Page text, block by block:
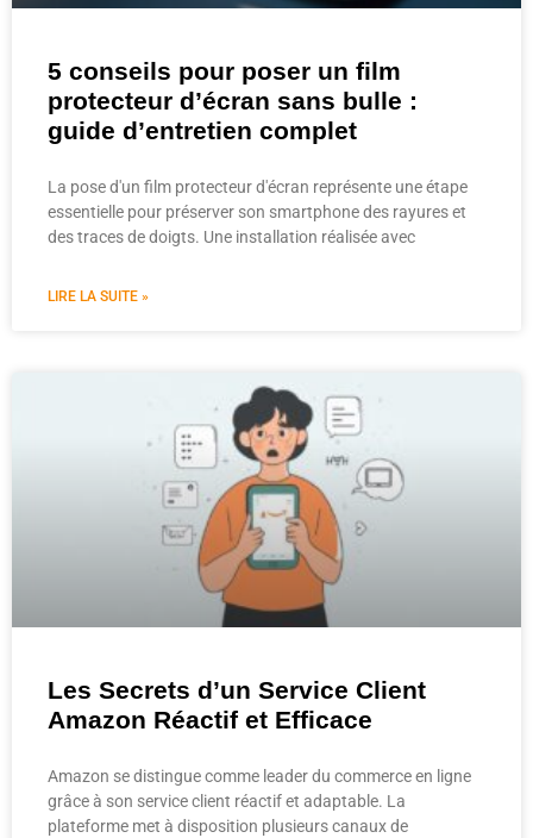
5 conseils pour poser un film
protecteur d’écran sans bulle :
guide d’entretien complet
La pose d'un film protecteur d'écran représente une étape
essentielle pour préserver son smartphone des rayures et
des traces de doigts. Une installation réalisée avec
LIRE LA SUITE »
Les Secrets d’un Service Client
Amazon Réactif et Efficace
Amazon se distingue comme leader du commerce en ligne
grâce à son service client réactif et adaptable. La
plateforme met à disposition plusieurs canaux de